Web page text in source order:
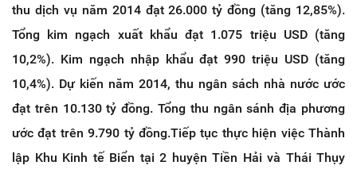
thu dịch vụ năm 2014 đạt 26.000 tỷ đồng (tăng 12,85%).
Tổng kim ngạch xuất khẩu đạt 1.075 triệu USD (tăng
10,2%). Kim ngạch nhập khẩu đạt 990 triệu USD (tăng
10,4%). Dự kiến năm 2014, thu ngân sách nhà nước ước
đạt trên 10.130 tỷ đồng. Tổng thu ngân sánh địa phương
ước đạt trên 9.790 tỷ đồng.Tiếp tục thực hiện việc Thành
lập Khu Kinh tế Biển tại 2 huyện Tiền Hải và Thái Thụy